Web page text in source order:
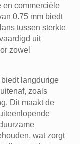
en commerciële
0.75 mm biedt
tussen sterkte
uit
zowel
langdurige
zoals
Dit maakt de
wat zorgt